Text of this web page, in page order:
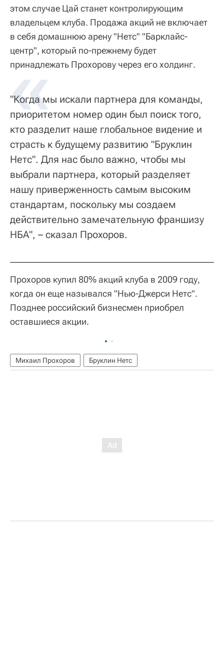
этом случае Цай станет контролирующим
владельцем клуба. Продажа акций не включает
в себя домашнюю арену "Нетс" "Барклайс-
центр", который по-прежнему будет
принадлежать Прохорову через его холдинг.
"Когда мы искали партнера для команды,
приоритетом номер один был поиск того,
кто разделит наше глобальное видение и
страсть к будущему развитию "Бруклин
Нетс". Для нас было важно, чтобы мы
выбрали партнера, который разделяет
нашу приверженность самым высоким
стандартам, поскольку мы создаем
действительно замечательную франшизу
НБА", – сказал Прохоров.
Прохоров купил 80% акций клуба в 2009 году,
когда он еще назывался "Нью-Джерси Нетс".
Позднее российский бизнесмен приобрел
оставшиеся акции.
Михаил Прохоров Бруклин Нетс